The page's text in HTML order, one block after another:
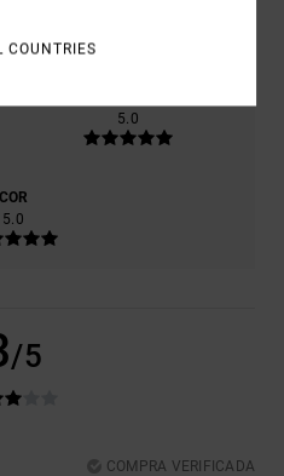
5.0
COR
5.0
/5
COMPRA VERIFICADA
COUNTRIES